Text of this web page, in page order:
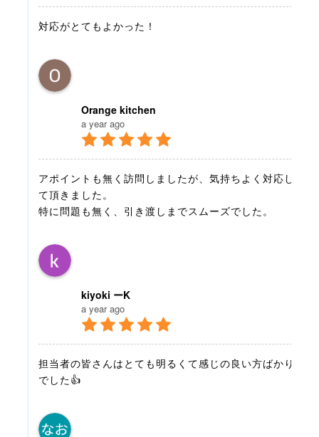
対応がとてもよかった！
Orange kitchen
a year ago
アポイントも無く訪問しましたが、気持ちよく対応し
て頂きました。
特に問題も無く、引き渡しまでスムーズでした。
kiyoki ーK
a year ago
担当者の皆さんはとても明るくて感じの良い方ばかり
でした👍